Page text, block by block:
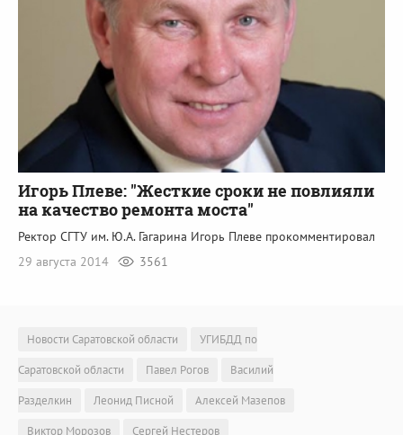
Игорь Плеве: "Жесткие сроки не повлияли
на качество ремонта моста"
Ректор СГТУ им. Ю.А. Гагарина Игорь Плеве прокомментировал
29 августа 2014
3561
Новости Саратовской области
УГИБДД по
Саратовской области
Павел Рогов
Василий
Разделкин
Леонид Писной
Алексей Мазепов
Виктор Морозов
Сергей Нестеров